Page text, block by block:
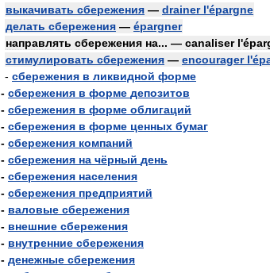
выкачивать сбережения — drainer l'épargne
делать сбережения — épargner
направлять сбережения на... — canaliser l'
стимулировать сбережения — encourager l'
- сбережения в ликвидной форме
- сбережения в форме депозитов
- сбережения в форме облигаций
- сбережения в форме ценных бумаг
- сбережения компаний
- сбережения на чёрный день
- сбережения населения
- сбережения предприятий
- валовые сбережения
- внешние сбережения
- внутренние сбережения
- денежные сбережения